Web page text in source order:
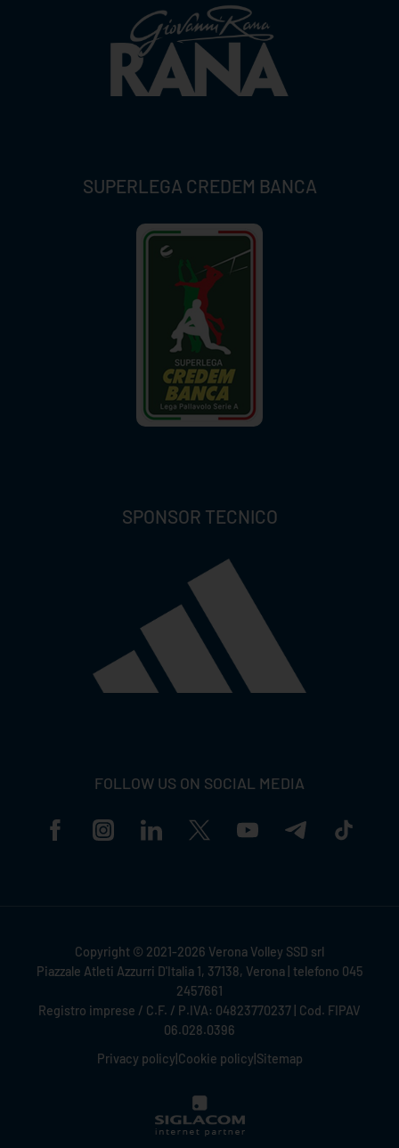
SUPERLEGA CREDEM BANCA
SPONSOR TECNICO
FOLLOW US ON SOCIAL MEDIA
Copyright © 2021-2026 Verona Volley SSD srl
Piazzale Atleti Azzurri D'Italia 1, 37138, Verona | telefono 045
2457661
Registro imprese / C.F. / P.IVA: 04823770237 | Cod. FIPAV
06.028.0396
Privacy policy Cookie policy Sitemap